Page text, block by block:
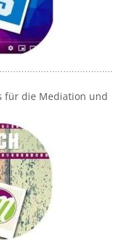
für die Mediation und